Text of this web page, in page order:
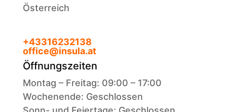
Österreich
+43316232138
office@insula.at
Öffnungszeiten
Montag – Freitag: 09:00 – 17:00
Wochenende: Geschlossen